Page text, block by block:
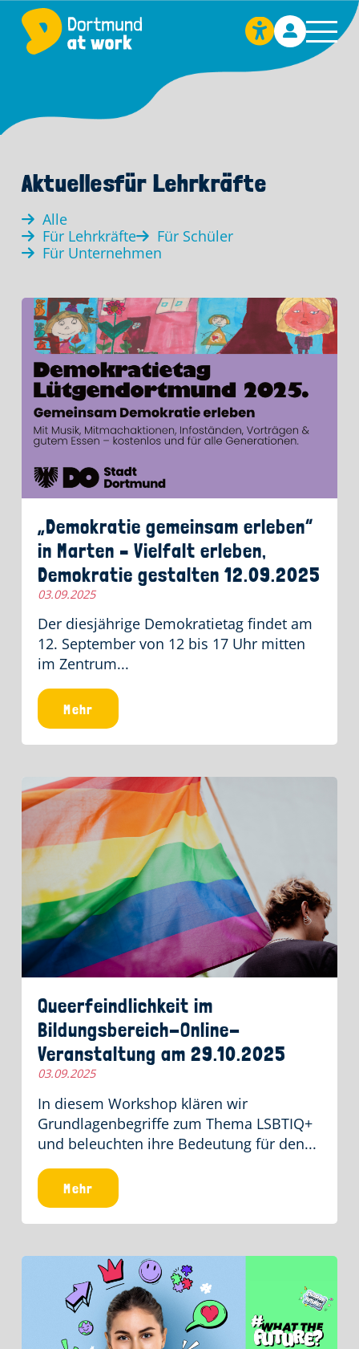
Aktuellesfür Lehrkräfte
Alle
Für Lehrkräfte
Für Schüler
Für Unternehmen
„Demokratie gemeinsam erleben“
in Marten – Vielfalt erleben,
Demokratie gestalten 12.09.2025
03.09.2025
Der diesjährige Demokratietag findet am
12. September von 12 bis 17 Uhr mitten
im Zentrum...
Mehr
Queerfeindlichkeit im
Bildungsbereich-Online-
Veranstaltung am 29.10.2025
03.09.2025
In diesem Workshop klären wir
Grundlagenbegriffe zum Thema LSBTIQ+
und beleuchten ihre Bedeutung für den...
Mehr